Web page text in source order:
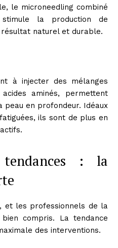
le microneedling combiné
la production de
naturel et durable.
à injecter des mélanges
aminés, permettent
peau en profondeur. Idéaux
ils sont de plus en
: la
et les professionnels de la
compris. La tendance
des interventions.